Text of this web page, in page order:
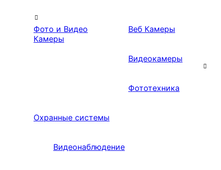
Фото и Видео
Камеры
Веб Камеры
Видеокамеры
Фототехника
Охранные системы
Видеонаблюдение